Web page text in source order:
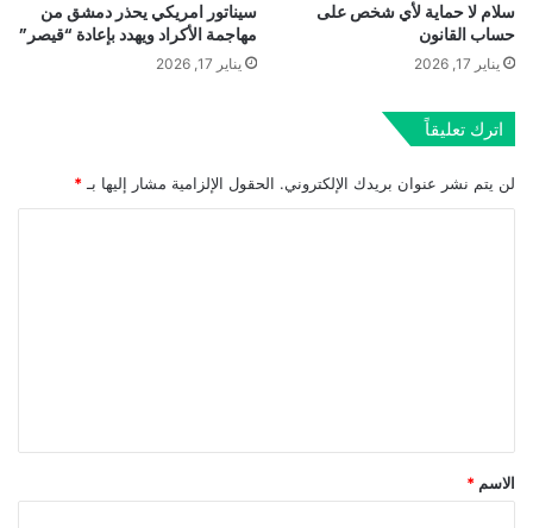
سلام لا حماية لأي شخص على
حساب القانون
يناير 17, 2026
سيناتور امريكي يحذر دمشق من
مهاجمة الأكراد ويهدد بإعادة “قيصر”
يناير 17, 2026
اترك تعليقاً
لن يتم نشر عنوان بريدك الإلكتروني. الحقول الإلزامية مشار إليها بـ*
*
الاسم *